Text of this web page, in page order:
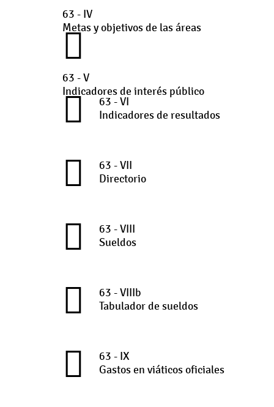
63 - IV
Metas y objetivos de las áreas
63 - V
Indicadores de interés público
63 - VI
Indicadores de resultados
63 - VII
Directorio
63 - VIII
Sueldos
63 - VIIIb
Tabulador de sueldos
63 - IX
Gastos en viáticos oficiales